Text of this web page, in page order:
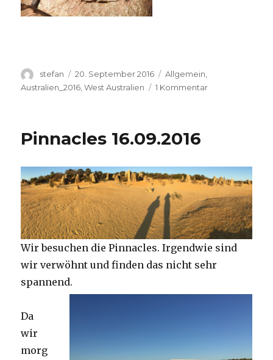
Autor
stefan
Veröffentlicht
am
20. September 2016 Kategorien
Allgemein,
Australien_2016 ,West Australien 1 Kommentarzu
Pinnacles 16.09.2016
Wir besuchen die Pinnacles. Irgendwie sind
wir verwöhnt und finden das nicht sehr
spannend.
Da
wir
morg